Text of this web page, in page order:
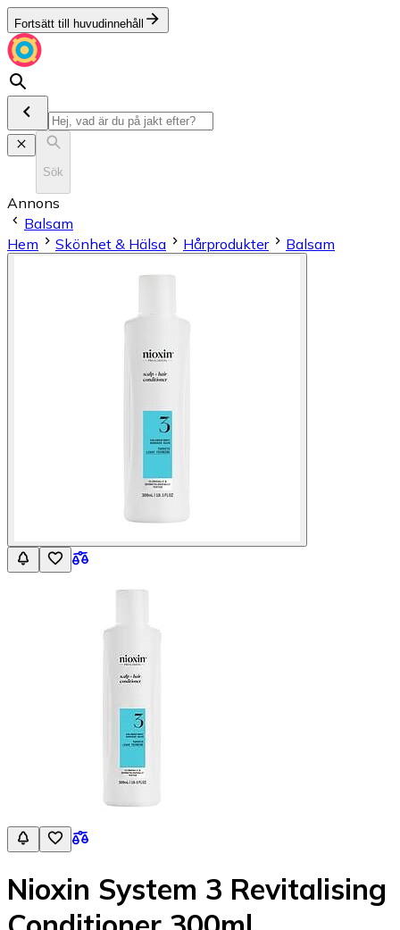
Fortsätt till huvudinnehåll
Sök
Annons
Balsam
Hem
Skönhet & Hälsa Hårprodukter Balsam
Nioxin System 3 Revitalising